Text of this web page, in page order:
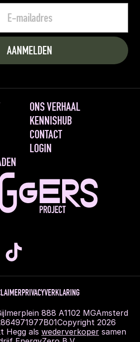
ONS VERHAAL
KENNISHUB
CONTACT
LOGIN
PRIVACYVERKLARING
888 A1102 MGAmsterdam
Copyright 2026
Hegg als wederverkoper samen